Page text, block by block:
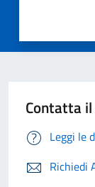
Contatta
Leggi le
Richiedi